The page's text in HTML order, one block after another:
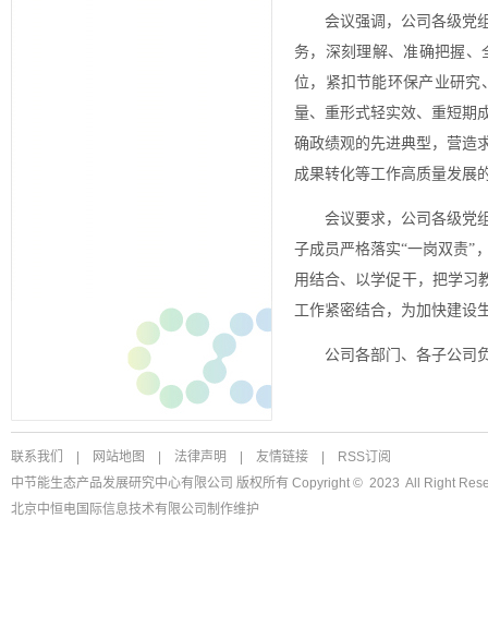
会议强调，公司各级党
务，深刻理解、准确把握、
位，紧扣节能环保产业研究
量、重形式轻实效、重短期
确政绩观的先进典型，营造
成果转化等工作高质量发展
会议要求，公司各级党
子成员严格落实“一岗双责”
用结合、以学促干，把学习
工作紧密结合，为加快建设
公司各部门、各子公司
联系我们 网站地图 法律声明 友情链接
RSS订阅
中节能生态产品发展研究中心有限公司 版权所有 Copyright © 2023 All Right
北京中恒电国际信息技术有限公司 制作维护